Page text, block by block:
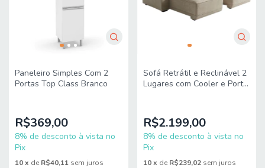
Paneleiro Simples Com 2
Portas Top Class Branco
R$369,00
8% de desconto à vista no
Pix
10x de R$40,11 sem juros
Sofá Retrátil e Reclinável 2
Lugares com Cooler e Porta
R$2.199,00
8% de desconto à vista no
Pix
10 x de R$239,02 sem juros